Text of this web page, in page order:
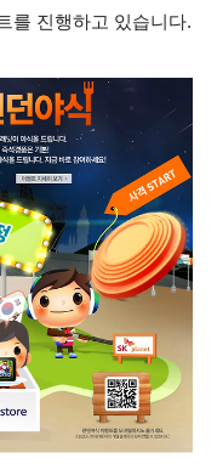
를 진행하고 있습니다.